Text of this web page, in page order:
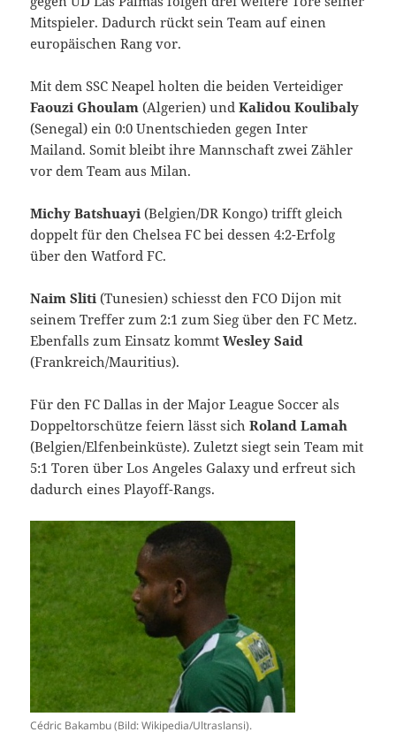
Mitspieler. Dadurch rückt sein Team auf einen
europäischen Rang vor.
Mit dem SSC Neapel holten die beiden Verteidiger
Faouzi Ghoulam (Algerien) undKalidou Koulibaly
(Senegal) ein 0:0 Unentschieden gegen Inter
Mailand. Somit bleibt ihre Mannschaft zwei Zähler
vor dem Team aus Milan.
Michy Batshuayi (Belgien/DR Kongo) trifft gleich
doppelt für den Chelsea FC bei dessen 4:2-Erfolg
über den Watford FC.
Naim Sliti (Tunesien) schiesst den FCO Dijon mit
seinem Treffer zum 2:1 zum Sieg über den FC Metz.
Ebenfalls zum Einsatz kommtWesley Said
(Frankreich/Mauritius).
Für den FC Dallas in der Major League Soccer als
Doppeltorschütze feiern lässt sichRoland Lamah
(Belgien/Elfenbeinküste). Zuletzt siegt sein Team mit
5:1 Toren über Los Angeles Galaxy und erfreut sich
dadurch eines Playoff-Rangs.
Cédric Bakambu (Bild: Wikipedia/Ultraslansi).